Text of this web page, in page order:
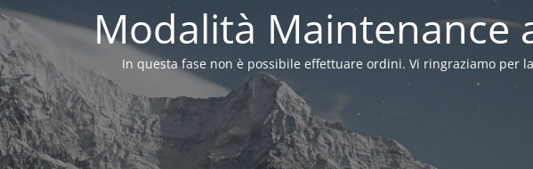
Modalità Maintenance
In questa fase non è possibile effettuare ordini. Vi ringraziamo per